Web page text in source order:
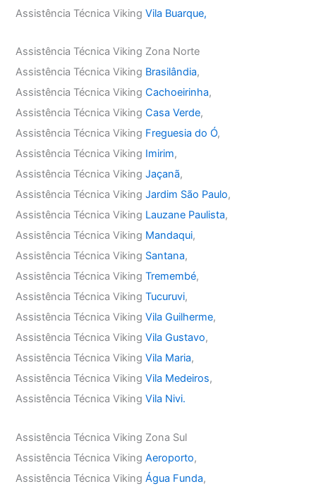
Assistência Técnica VikingVila Buarque,
Assistência Técnica Viking Zona Norte
Assistência Técnica Viking Brasilândia,
Assistência Técnica VikingCachoeirinha,
Assistência Técnica VikingCasa Verde,
Assistência Técnica Viking Freguesia do Ó,
Assistência Técnica Viking Imirim,
Assistência Técnica VikingJaçanã,
Assistência Técnica VikingJardim São Paulo,
Assistência Técnica Viking Lauzane Paulista,
Assistência Técnica Viking Mandaqui,
Assistência Técnica Viking Santana,
Assistência Técnica VikingTremembé,
Assistência Técnica VikingTucuruvi,
Assistência Técnica VikingVila Guilherme,
Assistência Técnica VikingVila Gustavo,
Assistência Técnica VikingVila Maria,
Assistência Técnica VikingVila Medeiros,
Assistência Técnica VikingVila Nivi.
Assistência Técnica Viking Zona Sul
Assistência Técnica VikingAeroporto,
Assistência Técnica VikingÁgua Funda,